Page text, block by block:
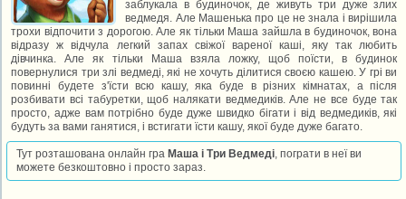
заблукала в будиночок, де живуть три дуже злих
ведмедя. Але Машенька про це не знала і вирішила
трохи відпочити з дорогою. Але як тільки Маша зайшла в будиночок, вона
відразу ж відчула легкий запах свіжої вареної каші, яку так любить
дівчинка. Але як тільки Маша взяла ложку, щоб поїсти, в будинок
повернулися три злі ведмеді, які не хочуть ділитися своєю кашею. У грі ви
повинні будете з'їсти всю кашу, яка буде в різних кімнатах, а після
розбивати всі табуретки, щоб налякати ведмедиків. Але не все буде так
просто, адже вам потрібно буде дуже швидко бігати і від ведмедиків, які
будуть за вами ганятися, і встигати їсти кашу, якої буде дуже багато.
Тут розташована онлайн гра Маша і Три Ведмеді, пограти в неї ви
можете безкоштовно і просто зараз.